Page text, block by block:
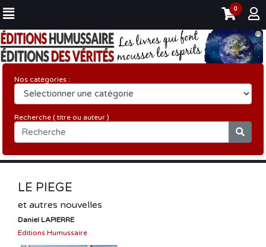
0
Nos catégories :
Recherche ( titre ou auteur )
LE PIEGE
et autres nouvelles
Daniel LAPIERRE
Editions Humussaire